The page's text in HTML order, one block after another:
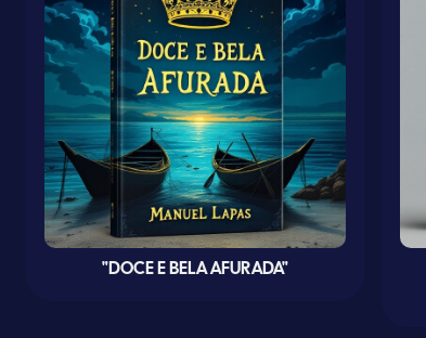
"DOCE E BELA AFURADA"